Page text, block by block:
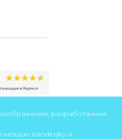
разработанные
Kandinsky и